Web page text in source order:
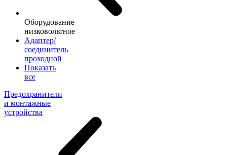
Оборудование
низковольтное
Адаптер/
соединитель
проходной
Показать
все
Предохранители
и монтажные
устройства